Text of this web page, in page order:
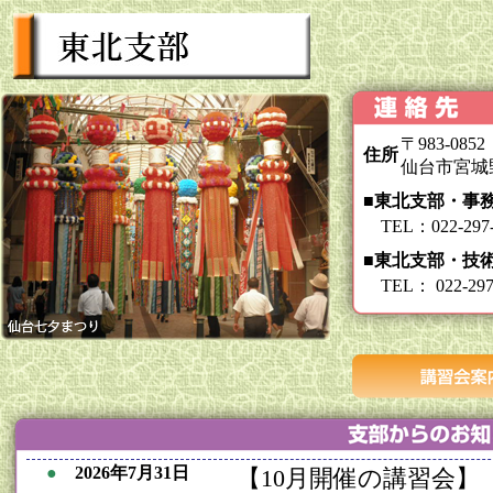
住所
〒983-0852
仙台市宮
■東北支部・
TEL：022-
■東北支部・
TEL： 022-